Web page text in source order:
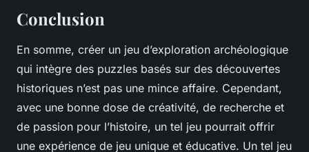
Conclusion
En somme, créer un jeu d’exploration archéologique
qui intègre des puzzles basés sur des découvertes
historiques n’est pas une mince affaire. Cependant,
avec une bonne dose de créativité, de recherche et
de passion pour l’histoire, un tel jeu pourrait offrir
une expérience de jeu unique et éducative. Un tel jeu